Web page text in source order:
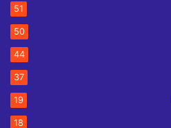
51
50
44
37
19
18